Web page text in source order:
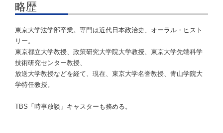
略歴
東京大学法学部卒業。専門は近代日本政治史、オーラル・ヒスト
リー。
東京都立大学教授、政策研究大学院大学教授、東京大学先端科学
技術研究センター教授、
放送大学教授などを経て、現在、東京大学名誉教授、青山学院大
学特任教授。
TBS「時事放談」キャスターも務める。